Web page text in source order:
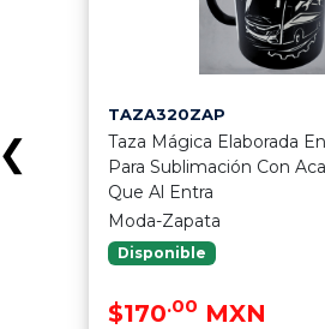
TAZA320ZAP
Taza Mágica Elaborada
Para Sublimación Con
Que Al Entra
Moda-Zapata
Disponible
$170.00 MXN